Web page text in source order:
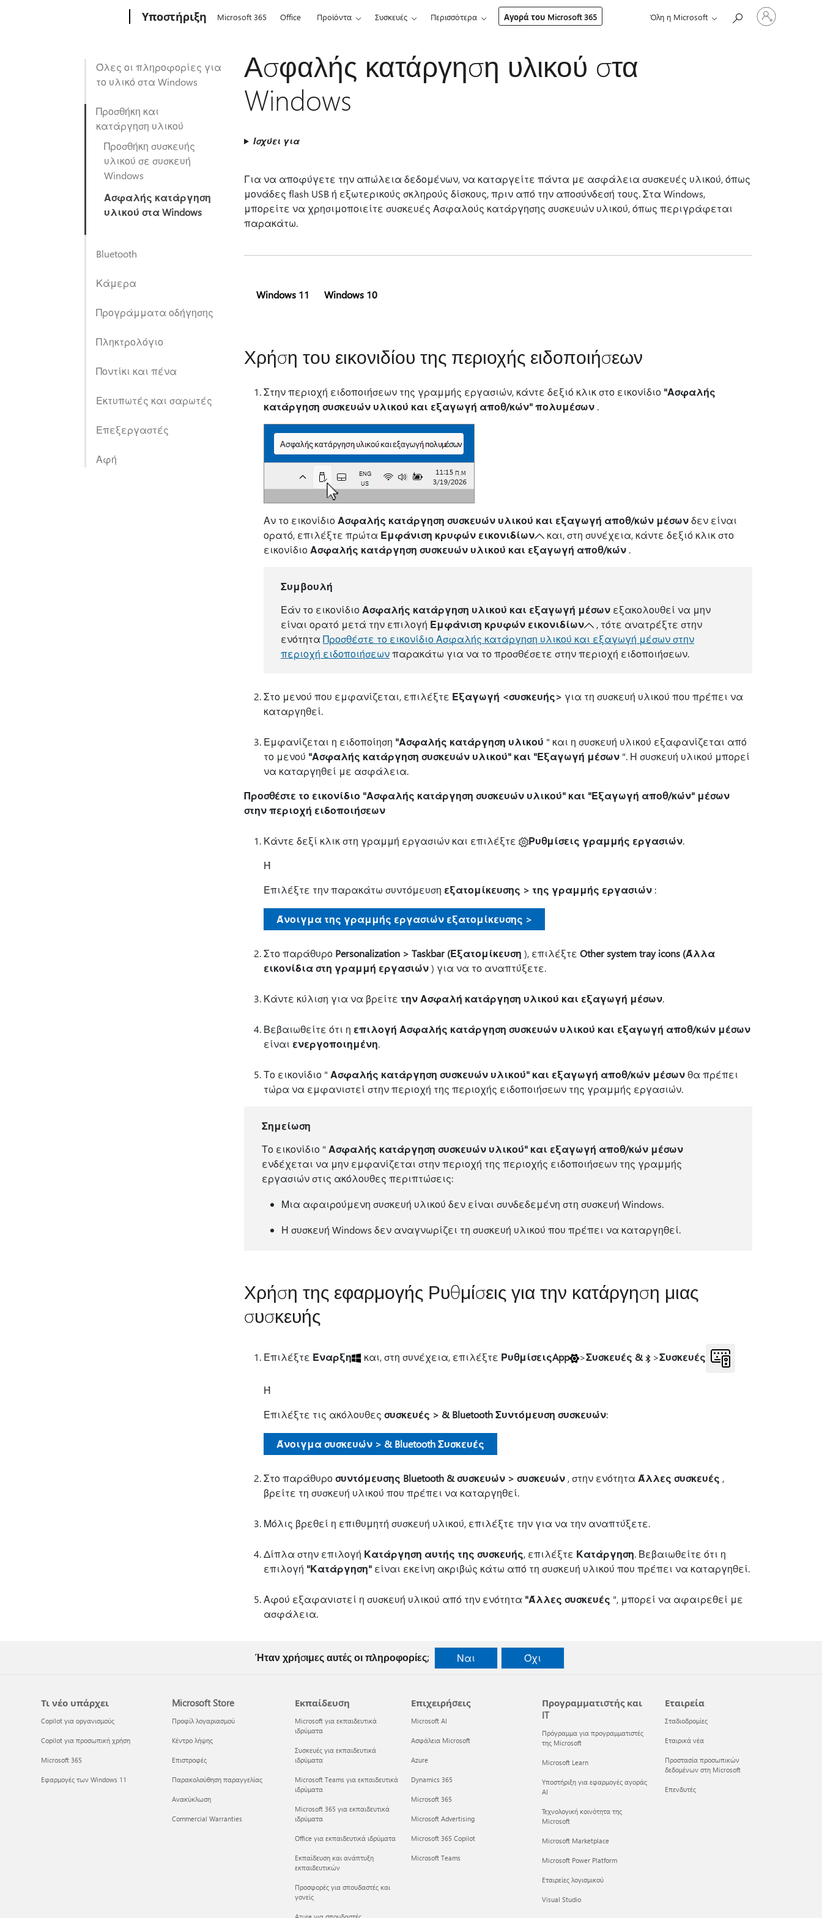
Υποστήριξη Microsoft 365 Office Προϊόντα Συσκευές Περισσότερα Αγορά του Microsoft 365 Όλη η Microsoft
Είσοδος
στον
Όλες οι πληροφορίες για
το υλικό στα Windows
Προσθήκη και
κατάργηση υλικού
Προσθήκη συσκευής
υλικού σε συσκευή
Windows
Ασφαλής κατάργηση
υλικού στα Windows
Bluetooth
Κάμερα
Προγράμματα οδήγησης
Πληκτρολόγιο
Ποντίκι και πένα
Εκτυπωτές και σαρωτές
Επεξεργαστές
Αφή
Ασφαλής κατάργηση υλικού στα
Windows
Ισχύει για
Για να αποφύγετε την απώλεια δεδομένων, να καταργείτε πάντα με ασφάλεια συσκευές υλικού, όπως
μονάδες flash USB ή εξωτερικούς σκληρούς δίσκους, πριν από την αποσύνδεσή τους. Στα Windows,
μπορείτε να χρησιμοποιείτε συσκευές Ασφαλούς κατάργησης συσκευών υλικού, όπως περιγράφεται
παρακάτω.
Windows 11 Windows 10
Χρήση του εικονιδίου της περιοχής ειδοποιήσεων
Στην περιοχή ειδοποιήσεων της γραμμής εργασιών, κάντε δεξιό κλικ στο εικονίδιο "Ασφαλής
κατάργηση συσκευών υλικού και εξαγωγή αποθ/κών" πολυμέσων .
Αν το εικονίδιο Ασφαλής κατάργηση συσκευών υλικού και εξαγωγή αποθ/κών μέσωνδεν είναι
ορατό, επιλέξτε πρώτα Εμφάνιση κρυφών εικονιδίων
και, στη συνέχεια, κάντε δεξιό κλικ στο
εικονίδιο Ασφαλής κατάργηση συσκευών υλικού και εξαγωγή αποθ/κών .
Συμβουλή
Εάν το εικονίδιο Ασφαλής κατάργηση υλικού και εξαγωγή μέσωνεξακολουθεί να μην
είναι ορατό μετά την επιλογή Εμφάνιση κρυφών εικονιδίων
, τότε ανατρέξτε στην
ενότητα Προσθέστε το εικονίδιο Ασφαλής κατάργηση υλικού και εξαγωγή μέσων στην
περιοχή ειδοποιήσεωνπαρακάτω για να το προσθέσετε στην περιοχή ειδοποιήσεων.
Στο μενού που εμφανίζεται, επιλέξτε Εξαγωγή <συσκευής> για τη συσκευή υλικού που πρέπει να
καταργηθεί.
Εμφανίζεται η ειδοποίηση "Ασφαλής κατάργηση υλικού " και η συσκευή υλικού εξαφανίζεται από
το μενού "Ασφαλής κατάργηση συσκευών υλικού" και "Εξαγωγή μέσων ". Η συσκευή υλικού μπορεί
να καταργηθεί με ασφάλεια.
Προσθέστε το εικονίδιο "Ασφαλής κατάργηση συσκευών υλικού" και "Εξαγωγή αποθ/κών" μέσων
στην περιοχή ειδοποιήσεων
Κάντε δεξί κλικ στη γραμμή εργασιών και επιλέξτε Ρυθμίσεις γραμμής εργασιών.
Ή
Επιλέξτε την παρακάτω συντόμευση εξατομίκευσης > της γραμμής εργασιών :
Άνοιγμα της γραμμής εργασιών εξατομίκευσης >
Στο παράθυρο Personalization > Taskbar (Εξατομίκευση ), επιλέξτε Other system tray icons (Άλλα
εικονίδια στη γραμμή εργασιών) για να το αναπτύξετε.
Κάντε κύλιση για να βρείτε την Ασφαλή κατάργηση υλικού και εξαγωγή μέσων.
Βεβαιωθείτε ότι η επιλογή Ασφαλής κατάργηση συσκευών υλικού και εξαγωγή αποθ/κών μέσων
είναι ενεργοποιημένη.
Το εικονίδιο " Ασφαλής κατάργηση συσκευών υλικού" και εξαγωγή αποθ/κών μέσωνθα πρέπει
τώρα να εμφανιστεί στην περιοχή της περιοχής ειδοποιήσεων της γραμμής εργασιών.
Σημείωση
Το εικονίδιο " Ασφαλής κατάργηση συσκευών υλικού" και εξαγωγή αποθ/κών μέσων
ενδέχεται να μην εμφανίζεται στην περιοχή της περιοχής ειδοποιήσεων της γραμμής
εργασιών στις ακόλουθες περιπτώσεις:
Μια αφαιρούμενη συσκευή υλικού δεν είναι συνδεδεμένη στη συσκευή Windows.
Η συσκευή Windows δεν αναγνωρίζει τη συσκευή υλικού που πρέπει να καταργηθεί.
Χρήση της εφαρμογής Ρυθμίσεις για την κατάργηση μιας
συσκευής
Επιλέξτε Έναρξη και, στη συνέχεια, επιλέξτε ΡυθμίσειςApp >Συσκευές & >Συσκευές
Ή
Επιλέξτε τις ακόλουθες συσκευές > & Bluetooth Συντόμευση συσκευών:
Άνοιγμα συσκευών > & Bluetooth Συσκευές
Στο παράθυροσυντόμευσης Bluetooth & συσκευών > συσκευών , στην ενότητα Άλλες συσκευές ,
βρείτε τη συσκευή υλικού που πρέπει να καταργηθεί.
Μόλις βρεθεί η επιθυμητή συσκευή υλικού, επιλέξτε την για να την αναπτύξετε.
Δίπλα στην επιλογή Κατάργηση αυτής της συσκευής, επιλέξτε Κατάργηση. Βεβαιωθείτε ότι η
επιλογή "Κατάργηση" είναι εκείνη ακριβώς κάτω από τη συσκευή υλικού που πρέπει να καταργηθεί.
Αφού εξαφανιστεί η συσκευή υλικού από την ενότητα "Άλλες συσκευές ", μπορεί να αφαιρεθεί με
ασφάλεια.
Ήταν χρήσιμες αυτές οι πληροφορίες; Ναι Όχι
Τι νέο υπάρχει
Copilot για οργανισμούς
Copilot για προσωπική χρήση
Microsoft 365
Εφαρμογές των Windows 11
Microsoft Store
Προφίλ λογαριασμού
Κέντρο λήψης
Επιστροφές
Παρακολούθηση παραγγελίας
Ανακύκλωση
Commercial Warranties
Εκπαίδευση
Microsoft για εκπαιδευτικά
ιδρύματα
Συσκευές για εκπαιδευτικά
ιδρύματα
Microsoft Teams για εκπαιδευτικά
ιδρύματα
Microsoft 365 για εκπαιδευτικά
ιδρύματα
Office για εκπαιδευτικά ιδρύματα
Εκπαίδευση και ανάπτυξη
εκπαιδευτικών
Προσφορές για σπουδαστές και
γονείς
Επιχειρήσεις
Microsoft AI
Ασφάλεια Microsoft
Azure
Dynamics 365
Microsoft 365
Microsoft Advertising
Microsoft 365 Copilot
Microsoft Teams
Προγραμματιστής και
IT
Πρόγραμμα για προγραμματιστές
της Microsoft
Microsoft Learn
Υποστήριξη για εφαρμογές αγοράς
AI
Τεχνολογική κοινότητα της
Microsoft
Microsoft Marketplace
Microsoft Power Platform
Εταιρείες λογισμικού
Visual Studio
Εταιρεία
Σταδιοδρομίες
Εταιρικά νέα
Προστασία προσωπικών
δεδομένων στη Microsoft
Επενδυτές